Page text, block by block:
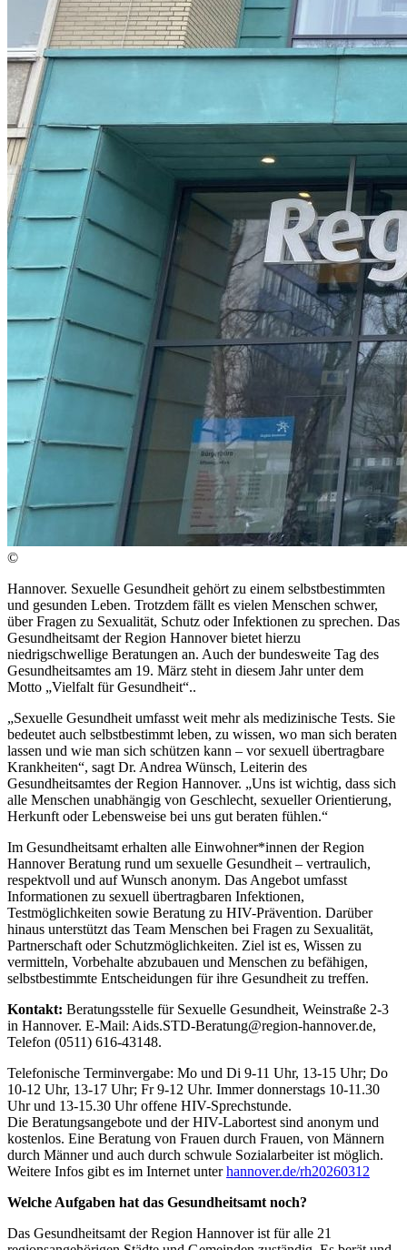
©
Hannover. Sexuelle Gesundheit gehört zu einem selbstbestimmten
und gesunden Leben. Trotzdem fällt es vielen Menschen schwer,
über Fragen zu Sexualität, Schutz oder Infektionen zu sprechen. Das
Gesundheitsamt der Region Hannover bietet hierzu
niedrigschwellige Beratungen an. Auch der bundesweite Tag des
Gesundheitsamtes am 19. März steht in diesem Jahr unter dem
Motto „Vielfalt für Gesundheit“..
„Sexuelle Gesundheit umfasst weit mehr als medizinische Tests. Sie
bedeutet auch selbstbestimmt leben, zu wissen, wo man sich beraten
lassen und wie man sich schützen kann – vor sexuell übertragbare
Krankheiten“, sagt Dr. Andrea Wünsch, Leiterin des
Gesundheitsamtes der Region Hannover. „Uns ist wichtig, dass sich
alle Menschen unabhängig von Geschlecht, sexueller Orientierung,
Herkunft oder Lebensweise bei uns gut beraten fühlen.“
Im Gesundheitsamt erhalten alle Einwohner*innen der Region
Hannover Beratung rund um sexuelle Gesundheit – vertraulich,
respektvoll und auf Wunsch anonym. Das Angebot umfasst
Informationen zu sexuell übertragbaren Infektionen,
Testmöglichkeiten sowie Beratung zu HIV-Prävention. Darüber
hinaus unterstützt das Team Menschen bei Fragen zu Sexualität,
Partnerschaft oder Schutzmöglichkeiten. Ziel ist es, Wissen zu
vermitteln, Vorbehalte abzubauen und Menschen zu befähigen,
selbstbestimmte Entscheidungen für ihre Gesundheit zu treffen.
Kontakt: Beratungsstelle für Sexuelle Gesundheit, Weinstraße 2-3
in Hannover. E-Mail: Aids.STD-Beratung@region-hannover.de,
Telefon (0511) 616-43148.
Telefonische Terminvergabe: Mo und Di 9-11 Uhr, 13-15 Uhr; Do
10-12 Uhr, 13-17 Uhr; Fr 9-12 Uhr. Immer donnerstags 10-11.30
Uhr und 13-15.30 Uhr offene HIV-Sprechstunde.
Die Beratungsangebote und der HIV-Labortest sind anonym und
kostenlos. Eine Beratung von Frauen durch Frauen, von Männern
durch Männer und auch durch schwule Sozialarbeiter ist möglich.
Weitere Infos gibt es im Internet unterhannover.de/rh20260312
Welche Aufgaben hat das Gesundheitsamt noch?
Das Gesundheitsamt der Region Hannover ist für alle 21